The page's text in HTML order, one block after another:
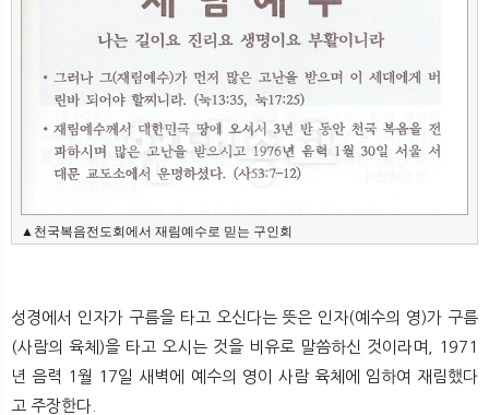
▲천국복음전도회에서 재림예수로 믿는 구인회
성경에서 인자가 구름을 타고 오신다는 뜻은 인자(예수의 영)가 구름
(사람의 육체)을 타고 오시는 것을 비유로 말씀하신 것이라며, 1971
년 음력 1월 17일 새벽에 예수의 영이 사람 육체에 임하여 재림했다
고 주장한다.